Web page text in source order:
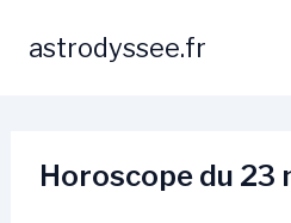
astrodyssee.fr
Horoscope du 23